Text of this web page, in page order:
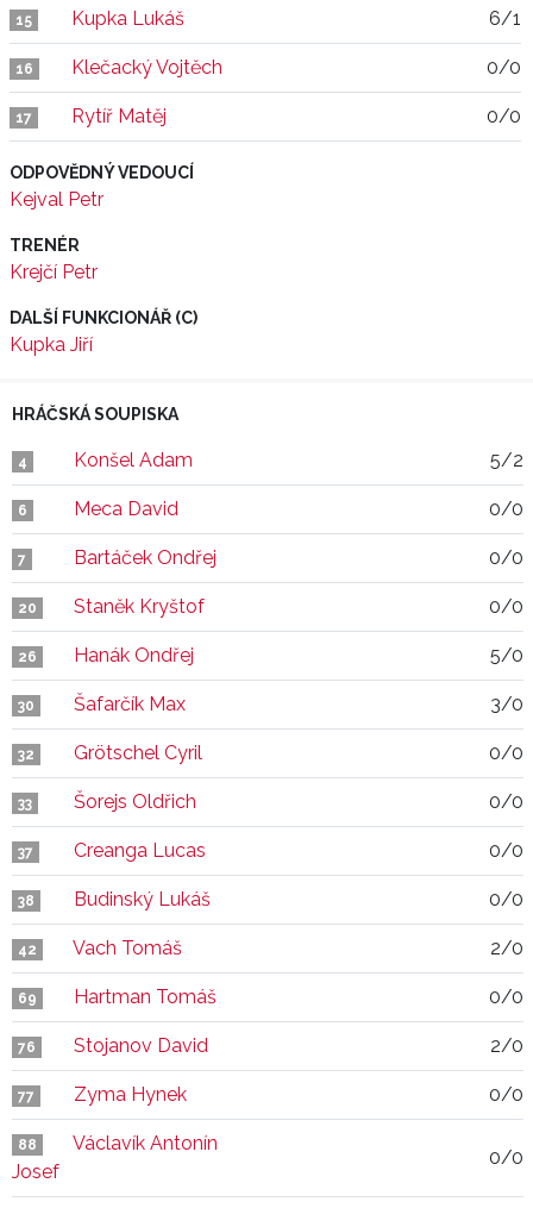
15 Kupka Lukáš 6/1
16 Klečacký Vojtěch 0/0
17 Rytíř Matěj 0/0
ODPOVĚDNÝ VEDOUCÍ
Kejval Petr
TRENÉR
Krejčí Petr
DALŠÍ FUNKCIONÁŘ (C)
Kupka Jiří
HRÁČSKÁ SOUPISKA
4 Konšel Adam 5/2
6 Meca David 0/0
7 Bartáček Ondřej 0/0
20 Staněk Kryštof 0/0
26 Hanák Ondřej 5/0
30 Šafarčík Max 3/0
32 Grötschel Cyril 0/0
33 Šorejs Oldřich 0/0
37 Creanga Lucas 0/0
38 Budinský Lukáš 0/0
42 Vach Tomáš 2/0
69 Hartman Tomáš 0/0
76 Stojanov David 2/0
77 Zyma Hynek 0/0
88
Václavík Antonín
Josef
0/0